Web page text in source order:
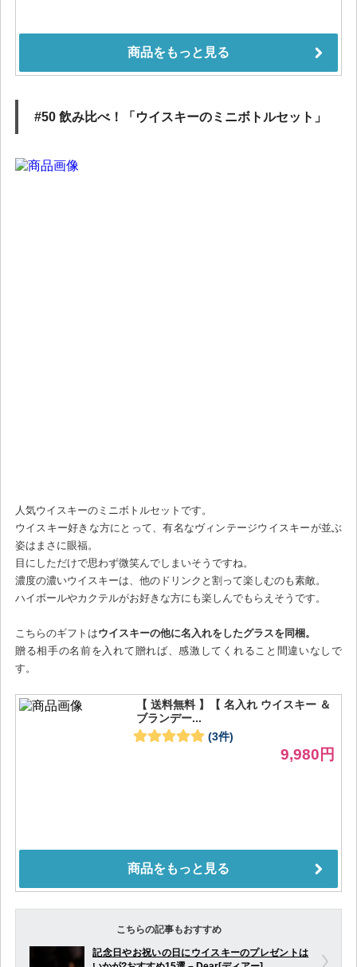
#50 飲み比べ！「ウイスキーのミニボトルセット」
人気ウイスキーのミニボトルセットです。
ウイスキー好きな方にとって、有名なヴィンテージウイスキーが並ぶ
姿はまさに眼福。
目にしただけで思わず微笑んでしまいそうですね。
濃度の濃いウイスキーは、他のドリンクと割って楽しむのも素敵。
ハイボールやカクテルがお好きな方にも楽しんでもらえそうです。
こちらのギフトはウイスキーの他に名入れをしたグラスを同梱。
贈る相手の名前を入れて贈れば、感激してくれること間違いなしで
す。
こちらの記事もおすすめ
記念日やお祝いの日にウイスキーのプレゼントは